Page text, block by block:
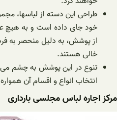
طراحی این دسته از لباسها،
خود جای داده است و به هیچ
از پوشش، به دلیل منحصر به
خالی هستند.
تنوع در این پوشش به چشم
انتخاب انواع و اقسام آن
مرکز اجاره لباس مجلسی بارداری